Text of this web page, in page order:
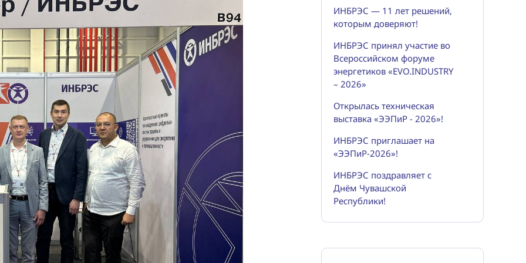
ИНБРЭС — 11 лет решений,
которым доверяют!
ИНБРЭС принял участие во
Всероссийском форуме
энергетиков «EVO.INDUSTRY
– 2026»
Открылась техническая
выставка «ЭЭПиР - 2026»!
ИНБРЭС приглашает на
«ЭЭПиР-2026»!
ИНБРЭС поздравляет с
Днём Чувашской
Республики!